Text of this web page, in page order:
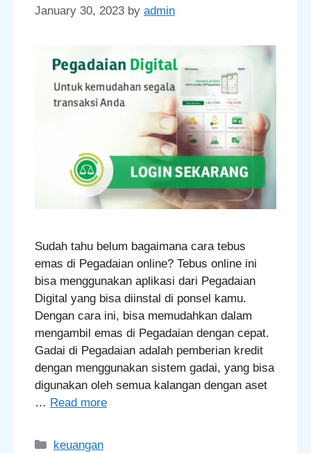
January 30, 2023 by admin
Sudah tahu belum bagaimana cara tebus
emas di Pegadaian online? Tebus online ini
bisa menggunakan aplikasi dari Pegadaian
Digital yang bisa diinstal di ponsel kamu.
Dengan cara ini, bisa memudahkan dalam
mengambil emas di Pegadaian dengan cepat.
Gadai di Pegadaian adalah pemberian kredit
dengan menggunakan sistem gadai, yang bisa
digunakan oleh semua kalangan dengan aset
… Read more
Categories
keuangan